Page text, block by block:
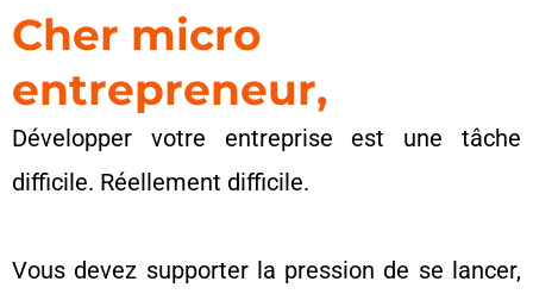
Cher micro
entrepreneur,
Développer votre entreprise est une tâche
difficile. Réellement difficile.
Vous devez supporter la pression de se lancer,